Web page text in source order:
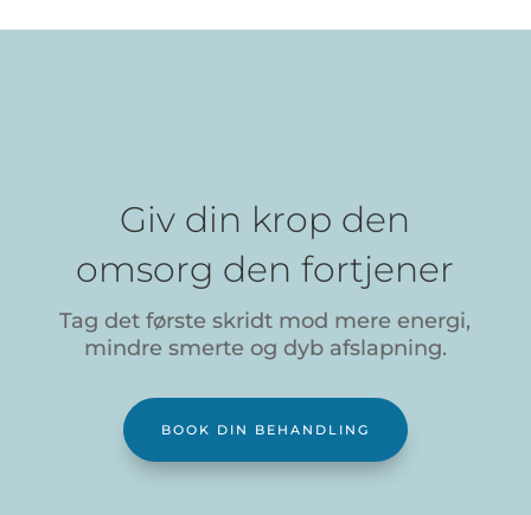
Giv din krop den
omsorg den fortjener
Tag det første skridt mod mere energi,
mindre smerte og dyb afslapning.
BOOK DIN BEHANDLING